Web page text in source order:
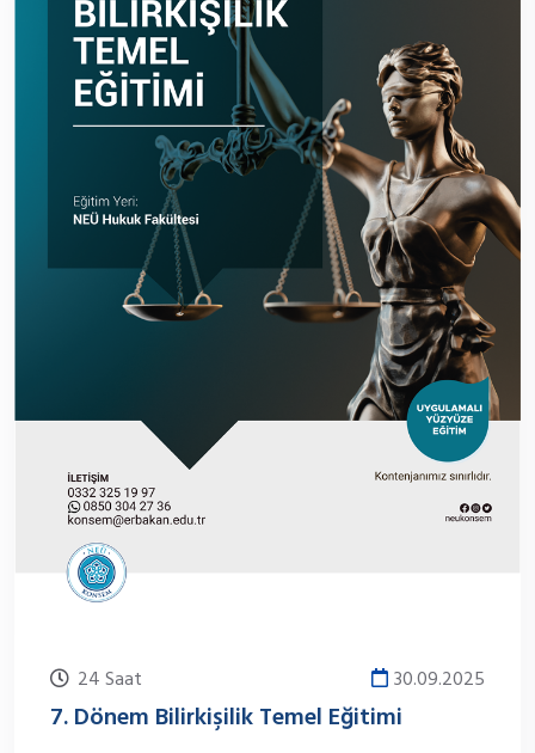
24 Saat 30.09.2025
7. Dönem Bilirkişilik Temel Eğitimi